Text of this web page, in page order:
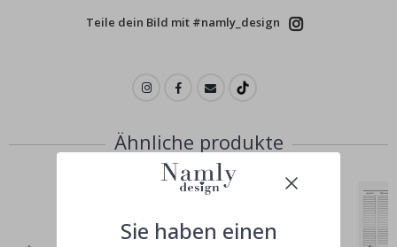
Teile dein Bild mit #namly_design
Ähnliche produkte
Sie haben einen